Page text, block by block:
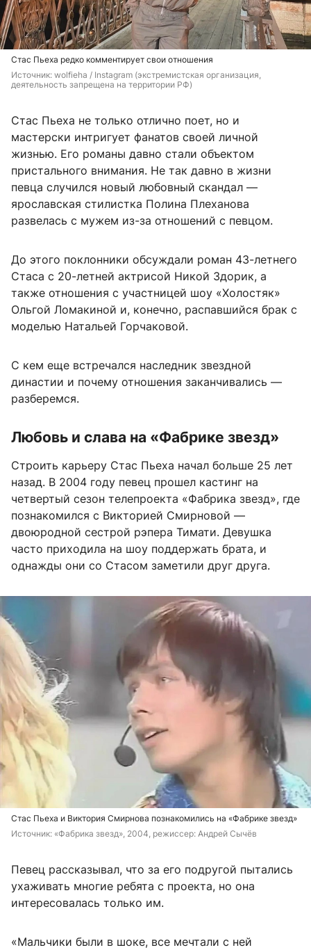
Стас Пьеха редко комментирует свои отношения
Источник: wolfieha / Instagram (экстремистская организация,
деятельность запрещена на территории РФ)
Стас Пьеха не только отлично поет, но и
мастерски интригует фанатов своей личной
жизнью. Его романы давно стали объектом
пристального внимания. Не так давно в жизни
певца случился новый любовный скандал —
ярославская стилистка Полина Плеханова
развелась с мужем из-за отношений с певцом.
До этого поклонники обсуждали роман 43-летнего
Стаса с 20-летней актрисой Никой Здорик, а
также отношения с участницей шоу «Холостяк»
Ольгой Ломакиной и, конечно, распавшийся брак с
моделью Натальей Горчаковой.
С кем еще встречался наследник звездной
династии и почему отношения заканчивались —
разберемся.
Любовь и слава на «Фабрике звезд»
Строить карьеру Стас Пьеха начал больше 25 лет
назад. В 2004 году певец прошел кастинг на
четвертый сезон телепроекта «Фабрика звезд», где
познакомился с Викторией Смирновой —
двоюродной сестрой рэпера Тимати. Девушка
часто приходила на шоу поддержать брата, и
однажды они со Стасом заметили друг друга.
Стас Пьеха и Виктория Смирнова познакомились на «Фабрике звезд»
Источник: «Фабрика звезд», 2004, режиссер: Андрей Сычёв
Певец рассказывал, что за его подругой пытались
ухаживать многие ребята с проекта, но она
интересовалась только им.
«Мальчики были в шоке, все мечтали с ней